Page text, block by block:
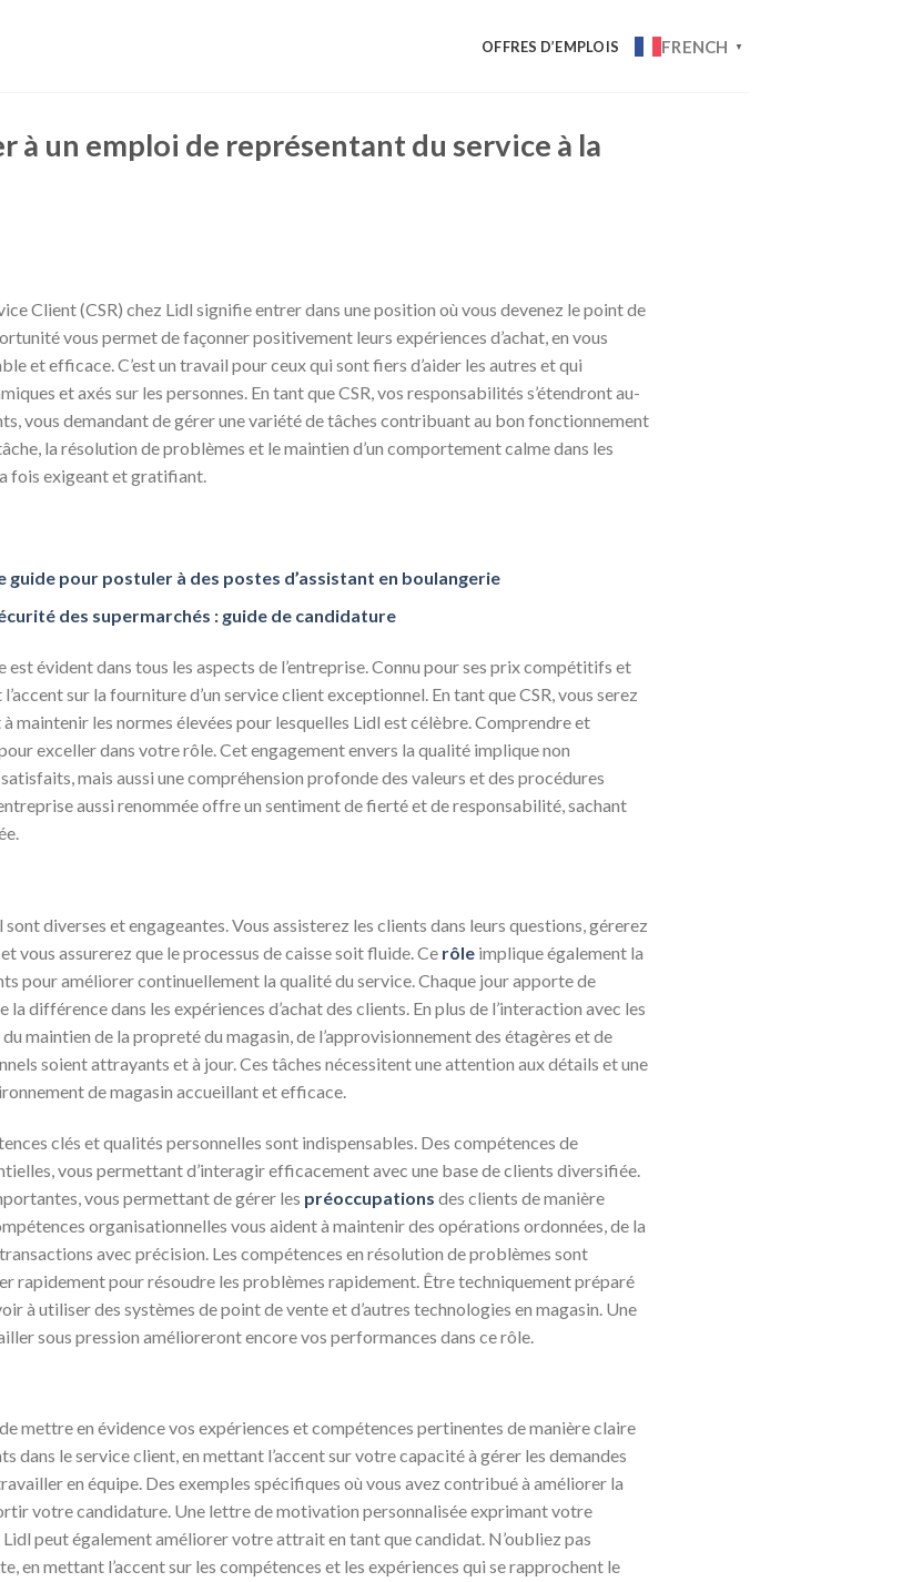
OFFRES D’EMPLOIS FRENCH ▼
à un emploi de représentant du service à la
Client (CSR) chez Lidl signifie entrer dans une position où vous devenez le point de
vous permet de façonner positivement leurs expériences d’achat, en vous
et efficace. C’est un travail pour ceux qui sont fiers d’aider les autres et qui
et axés sur les personnes. En tant que CSR, vos responsabilités s’étendront au-
vous demandant de gérer une variété de tâches contribuant au bon fonctionnement
la résolution de problèmes et le maintien d’un comportement calme dans les
fois exigeant et gratifiant.
pour postuler à des postes d’assistant en boulangerie
des supermarchés : guide de candidature
est évident dans tous les aspects de l’entreprise. Connu pour ses prix compétitifs et
sur la fourniture d’un service client exceptionnel. En tant que CSR, vous serez
maintenir les normes élevées pour lesquelles Lidl est célèbre. Comprendre et
exceller dans votre rôle. Cet engagement envers la qualité implique non
mais aussi une compréhension profonde des valeurs et des procédures
aussi renommée offre un sentiment de fierté et de responsabilité, sachant
sont diverses et engageantes. Vous assisterez les clients dans leurs questions, gérerez
vous assurerez que le processus de caisse soit fluide. Ce rôle implique également la
pour améliorer continuellement la qualité du service. Chaque jour apporte de
différence dans les expériences d’achat des clients. En plus de l’interaction avec les
maintien de la propreté du magasin, de l’approvisionnement des étagères et de
soient attrayants et à jour. Ces tâches nécessitent une attention aux détails et une
de magasin accueillant et efficace.
clés et qualités personnelles sont indispensables. Des compétences de
vous permettant d’interagir efficacement avec une base de clients diversifiée.
vous permettant de gérer les préoccupations des clients de manière
organisationnelles vous aident à maintenir des opérations ordonnées, de la
avec précision. Les compétences en résolution de problèmes sont
rapidement pour résoudre les problèmes rapidement. Être techniquement préparé
à utiliser des systèmes de point de vente et d’autres technologies en magasin. Une
sous pression amélioreront encore vos performances dans ce rôle.
mettre en évidence vos expériences et compétences pertinentes de manière claire
dans le service client, en mettant l’accent sur votre capacité à gérer les demandes
en équipe. Des exemples spécifiques où vous avez contribué à améliorer la
votre candidature. Une lettre de motivation personnalisée exprimant votre
peut également améliorer votre attrait en tant que candidat. N’oubliez pas
en mettant l’accent sur les compétences et les expériences qui se rapprochent le